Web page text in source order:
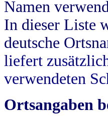
Namen
In dieser Liste
deutsche
liefert
verwendeten
Ortsangaben